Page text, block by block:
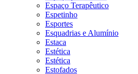
Espaço Terapêutico
Espetinho
Esportes
Esquadrias e Alumínio
Estaca
Estética
Estética
Estofados